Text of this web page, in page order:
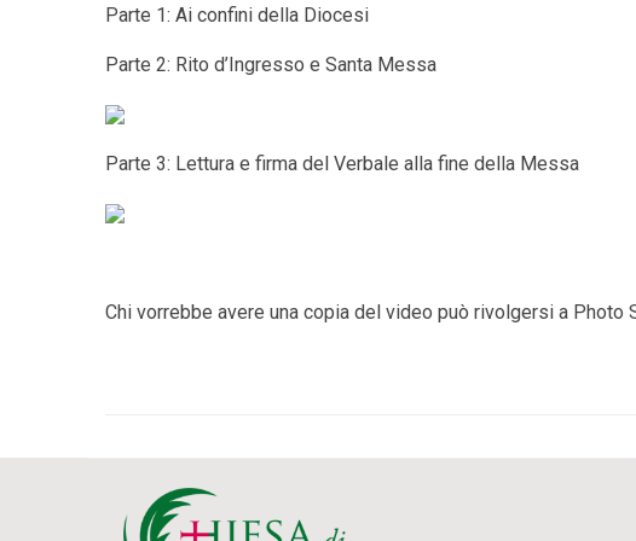
Parte 1: Ai confini della Diocesi
Parte 2: Rito d’Ingresso e Santa Messa
Parte 3: Lettura e firma del Verbale alla fine della Messa
Chi vorrebbe avere una copia del video può rivolgersi a Photo